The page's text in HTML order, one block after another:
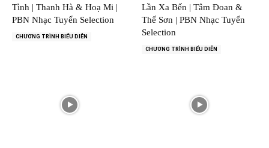
Tình | Thanh Hà & Hoạ Mi |
PBN Nhạc Tuyển Selection
CHƯƠNG TRÌNH BIỂU DIỄN
Lần Xa Bến | Tâm Đoan &
Thế Sơn | PBN Nhạc Tuyển
Selection
CHƯƠNG TRÌNH BIỂU DIỄN